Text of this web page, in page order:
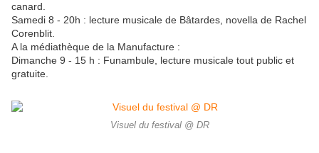
canard.
Samedi 8 - 20h : lecture musicale de Bâtardes, novella de Rachel
Corenblit.
A la médiathèque de la Manufacture :
Dimanche 9 - 15 h : Funambule, lecture musicale tout public et
gratuite.
Visuel du festival @ DR